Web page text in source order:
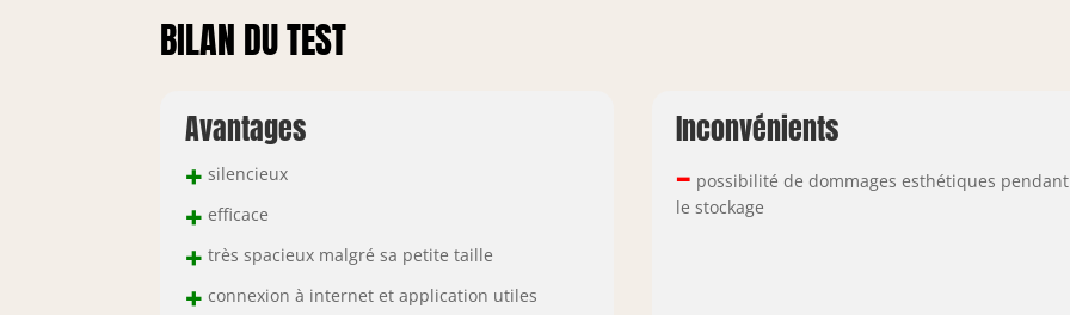
BILAN DU TEST
Avantages
+ silencieux
+ efficace
+ très spacieux malgré sa petite taille
+ connexion à internet et application utiles
Inconvénients
– possibilité de dommages esthétiques pendant
le stockage